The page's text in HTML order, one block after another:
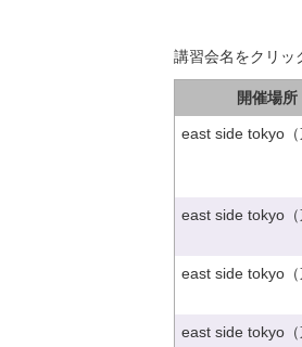
講習会名をクリッ
開催場所
east side tokyo（
east side tokyo（
east side tokyo（
east side tokyo（